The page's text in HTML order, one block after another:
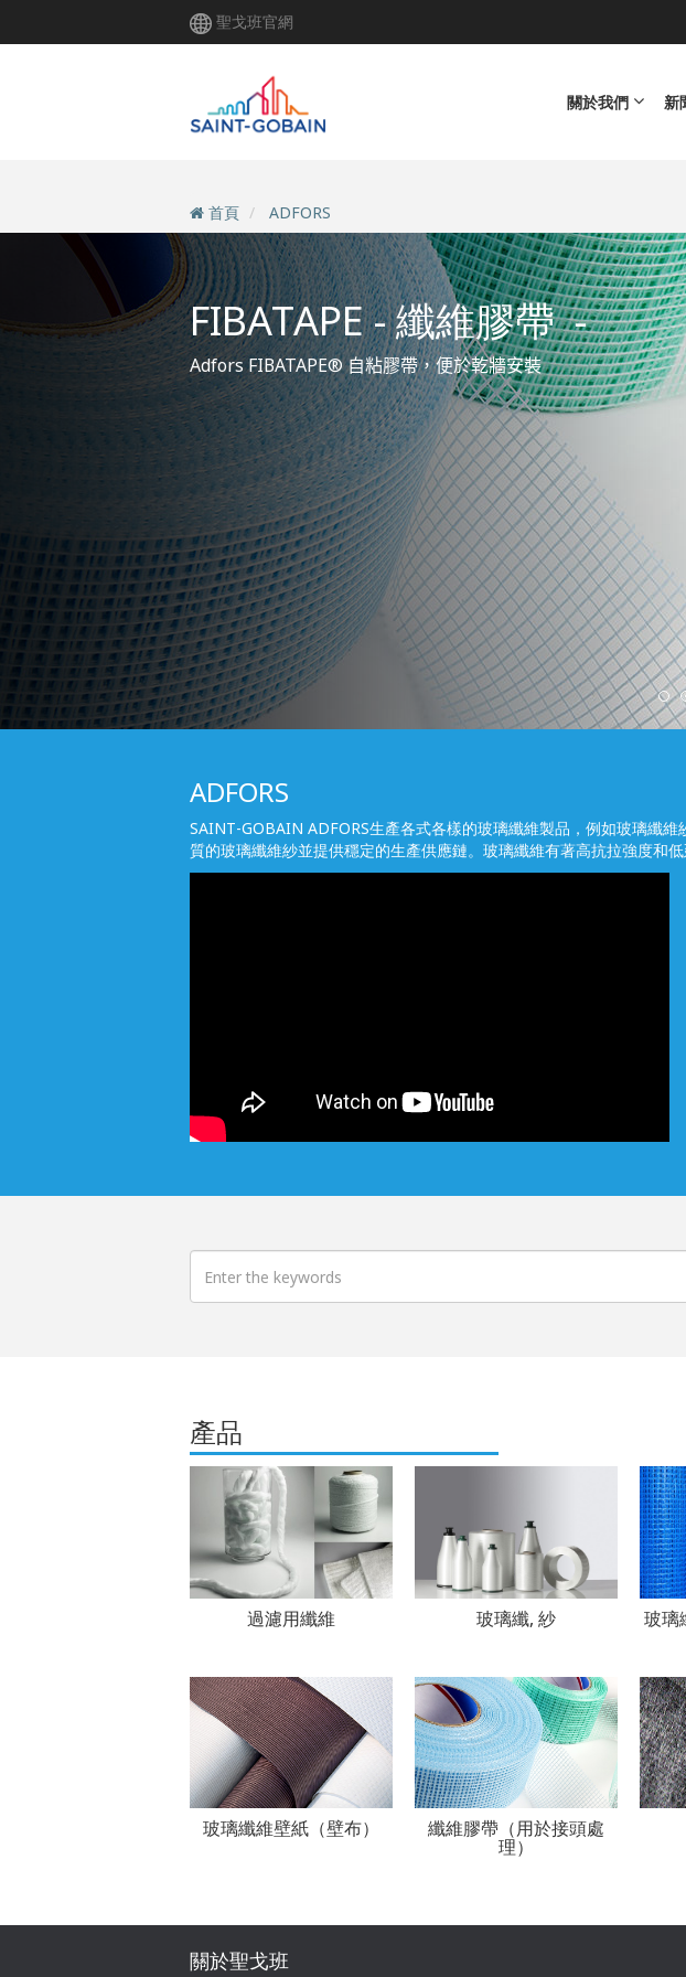
聖戈班官網
關於我們 新
首頁 ADFORS
FIBATAPE - 纖維膠帶-
AdforsFIBATAPE®自粘膠帶，便於乾牆安裝
ADFORS
SAINT-GOBAIN ADFORS生產各式各樣的玻璃纖維製品，例如玻璃纖
質的玻璃纖維紗並提供穩定的生產供應鏈。玻璃纖維有著高抗拉強度和
搜尋
產品
過濾用纖維 玻璃纖, 紗 玻璃
玻璃纖維壁紙（壁布） 纖維膠帶（用於接頭處
理）
關於聖戈班